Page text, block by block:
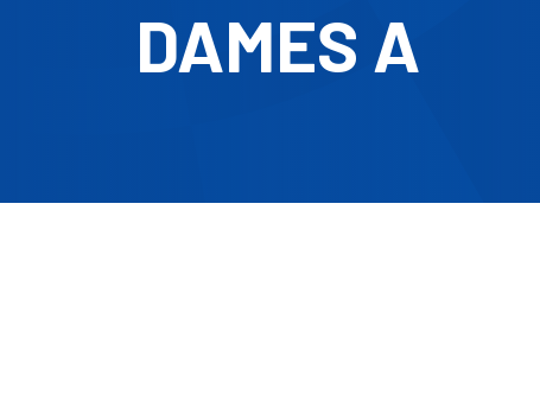
DAMES A